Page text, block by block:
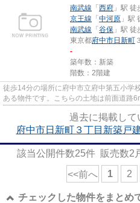
南武線 「 西府 」駅
京王線 「 中河原 」駅
南武線 「 谷保 」駅
東京都府中市日新町
-
築年数：新築
階数：2階建
徒歩14分の場所に府中市立府中第五小学
ある物件です。こちらの土地は前面道路
過去に掲載して
府中市日新町３丁目新築戸
該当公開件数25件 販売数2
<<前へ 1 2
チェックした物件をまとめ